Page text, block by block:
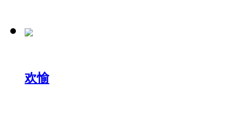
欢愉